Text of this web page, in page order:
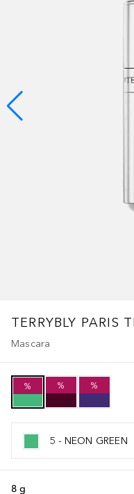
TERRYBLY PARIS
Mascara
% % %
5 - NEON GREEN
8 g